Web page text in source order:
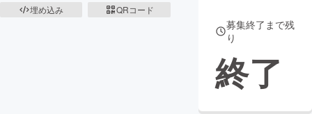
埋め込み
QRコード
募集終了まで残
り
終了